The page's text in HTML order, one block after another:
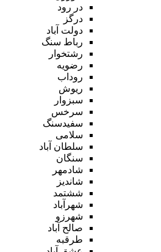
در رود
درگز
دولت آباد
رباط سنگ
رشتخوار
رضویه
روداب
ریوش
سبزوار
سرخس
سفیدسنگ
سلامی
سلطان آباد
سنگان
شادمهر
شاندیز
ششتمد
شهرآباد
شهرزو
صالح آباد
طرقبه